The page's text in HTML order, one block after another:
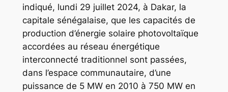
indiqué, lundi 29 juillet 2024, à Dakar, la
capitale sénégalaise, que les capacités de
production d’énergie solaire photovoltaïque
accordées au réseau énergétique
interconnecté traditionnel sont passées,
dans l’espace communautaire, d’une
puissance de 5 MW en 2010 à 750 MW en